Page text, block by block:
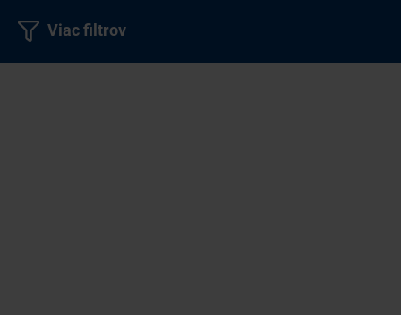
Viac filtrov